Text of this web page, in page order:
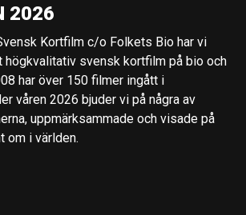
2026
Kortfilm c/o Folkets Bio har vi
högkvalitativ svensk kortfilm på bio och
har över 150 filmer ingått i
våren 2026 bjuder vi på några av
uppmärksammade och visade på
om i världen.